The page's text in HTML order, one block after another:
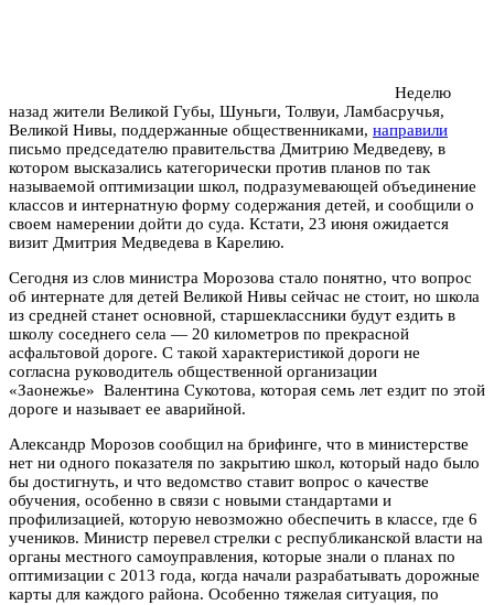
Неделю
назад жители Великой Губы, Шуньги, Толвуи, Ламбасручья,
Великой Нивы, поддержанные общественниками, направили
письмо председателю правительства Дмитрию Медведеву, в
котором высказались категорически против планов по так
называемой оптимизации школ, подразумевающей объединение
классов и интернатную форму содержания детей, и сообщили о
своем намерении дойти до суда. Кстати, 23 июня ожидается
визит Дмитрия Медведева в Карелию.
Сегодня из слов министра Морозова стало понятно, что вопрос
об интернате для детей Великой Нивы сейчас не стоит, но школа
из средней станет основной, старшеклассники будут ездить в
школу соседнего села — 20 километров по прекрасной
асфальтовой дороге. С такой характеристикой дороги не
согласна руководитель общественной организации
«Заонежье» Валентина Сукотова, которая семь лет ездит по этой
дороге и называет ее аварийной.
Александр Морозов сообщил на брифинге, что в министерстве
нет ни одного показателя по закрытию школ, который надо было
бы достигнуть, и что ведомство ставит вопрос о качестве
обучения, особенно в связи с новыми стандартами и
профилизацией, которую невозможно обеспечить в классе, где 6
учеников. Министр перевел стрелки с республиканской власти на
органы местного самоуправления, которые знали о планах по
оптимизации с 2013 года, когда начали разрабатывать дорожные
карты для каждого района. Особенно тяжелая ситуация, по